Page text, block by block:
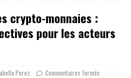
crypto-monnaies :
pour les acteurs
Perez Commentaires fermés